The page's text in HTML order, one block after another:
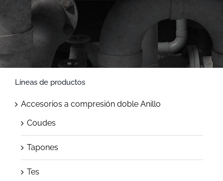
Líneas de productos
Accesorios a compresión doble Anillo
Coudes
Tapones
Tes